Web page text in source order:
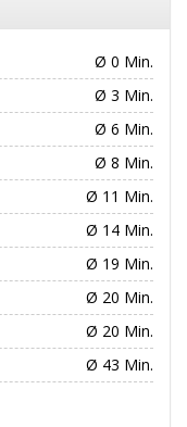
Ø 0 Min.
Ø 3 Min.
Ø 6 Min.
Ø 8 Min.
Ø 11 Min.
Ø 14 Min.
Ø 19 Min.
Ø 20 Min.
Ø 20 Min.
Ø 43 Min.